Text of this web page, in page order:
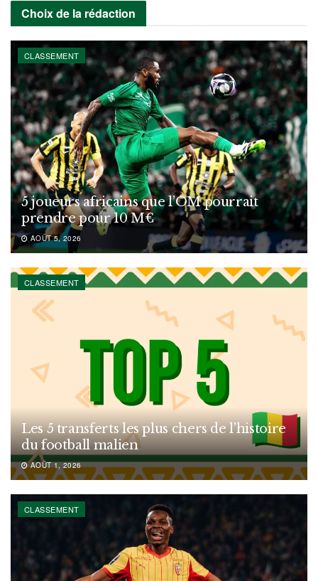
Choix de la rédaction
CLASSEMENT
5 joueurs africains que l’OM pourrait
prendre pour 10 M€
AOÛT 5, 2026
CLASSEMENT
Les 5 transferts les plus chers de l’histoire
du football malien
AOÛT 1, 2026
CLASSEMENT